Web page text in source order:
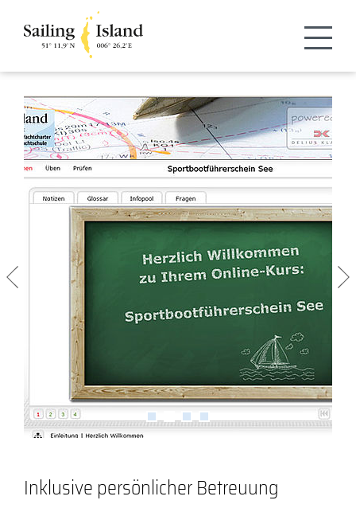
Inklusive persönlicher Betreuung